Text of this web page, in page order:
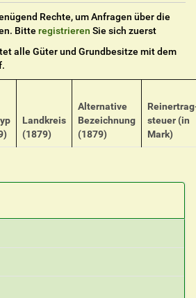
Rechte, um Anfragen über die
Bitte registrieren Sie sich zuerst
alle Güter und Grundbesitze mit dem
Landkreis
(1879)
Alternative
Bezeichnung
(1879)
steuer (in
Mark)